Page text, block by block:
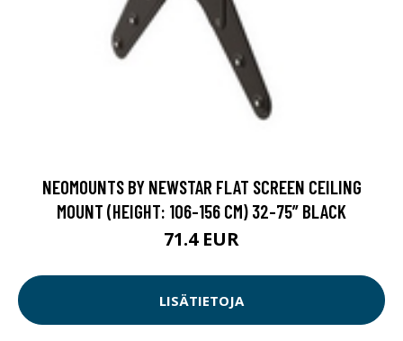
NEOMOUNTS BY NEWSTAR FLAT SCREEN CEILING
MOUNT (HEIGHT: 106-156 CM) 32-75” BLACK
71.4 EUR
LISÄTIETOJA